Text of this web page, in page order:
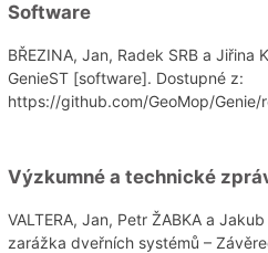
Software
BŘEZINA, Jan, Radek SRB a Jiřina
GenieST [software]. Dostupné z:
https://github.com/GeoMop/Genie/
Výzkumné a technické
VALTERA, Jan, Petr ŽABKA a
zarážka dveřních systémů –